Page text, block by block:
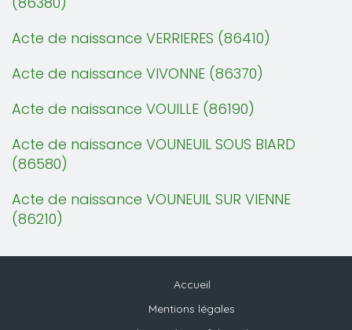
Acte de naissance VERRIERES (86410)
Acte de naissance VIVONNE (86370)
Acte de naissance VOUILLE (86190)
Acte de naissance VOUNEUIL SOUS BIARD
(86580)
Acte de naissance VOUNEUIL SUR VIENNE
(86210)
Accueil
Mentions légales